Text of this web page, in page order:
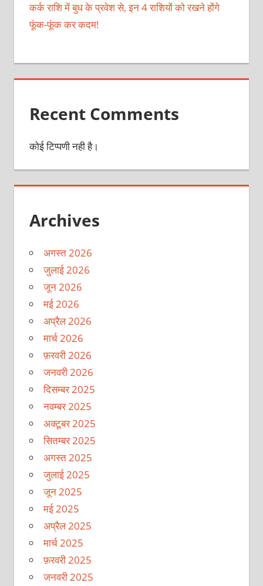
कर्क राशि में बुध के प्रवेश से, इन 4 राशियों को रखने होंगे
फूंक-फूंक कर कदम!
Recent Comments
कोई टिप्पणी नही है।
Archives
अगस्त 2026
जुलाई 2026
जून 2026
मई 2026
अप्रैल 2026
मार्च 2026
फ़रवरी 2026
जनवरी 2026
दिसम्बर 2025
नवम्बर 2025
अक्टूबर 2025
सितम्बर 2025
अगस्त 2025
जुलाई 2025
जून 2025
मई 2025
अप्रैल 2025
मार्च 2025
फ़रवरी 2025
जनवरी 2025